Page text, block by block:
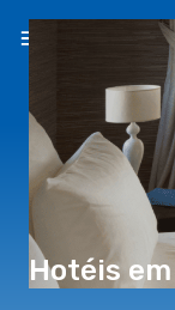
Hotéis